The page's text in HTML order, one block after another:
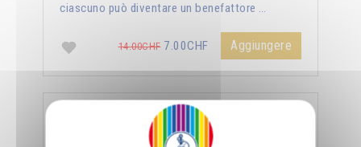
ciascuno può diventare un benefattore …
14.00CHF7.00CHF Aggiungere
La sessualità forza del cielo